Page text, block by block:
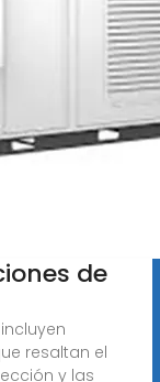
de
resaltan el
y las